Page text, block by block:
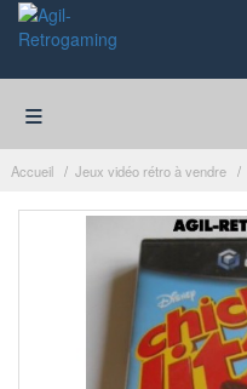
≡
Accueil Jeux vidéo rétro à vendre